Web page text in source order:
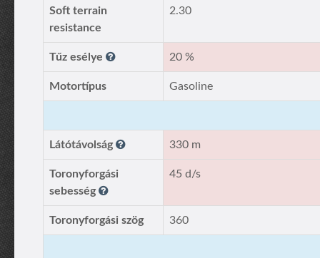
Soft terrain
resistance
2.30
Tűz esélye 20 %
Motortípus Gasoline
Látótávolság 330 m
Toronyforgási
sebesség
45 d/s
Toronyforgási szög 360